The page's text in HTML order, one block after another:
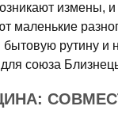
измены, и
маленькие
рутину и
союза